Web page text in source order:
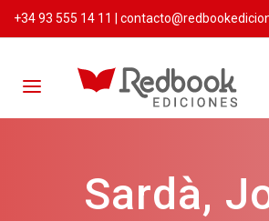
+34 93 555 14 11
Sardà,